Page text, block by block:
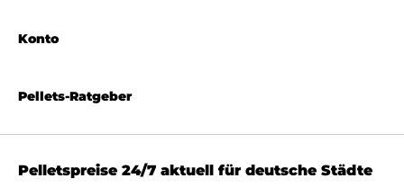
Pellets-Ratgeber
Konto
Pelletspreise 24/7 aktuell für deutsche Städte